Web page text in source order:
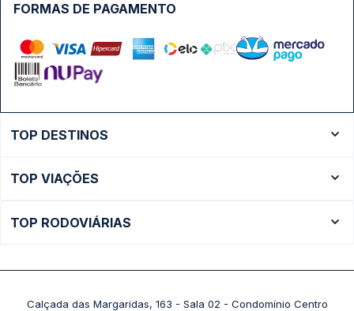
FORMAS DE PAGAMENTO
TOP DESTINOS
Ônibus São Paulo
TOP VIAÇÕES
Passagens Pássaro Marron
TOP RODOVIÁRIAS
Rodoviária Belo Horizonte - Gov. Israel Pinheiro (Tergip)
Calçada das Margaridas, 163 - Sala 02 - Condomínio Centro